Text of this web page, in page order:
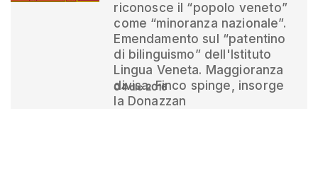
riconosce il “popolo veneto”
come “minoranza nazionale”.
Emendamento sul “patentino
di bilinguismo” dell'Istituto
Lingua Veneta. Maggioranza
divisa. Finco spinge, insorge
la Donazzan
04 dic 2016